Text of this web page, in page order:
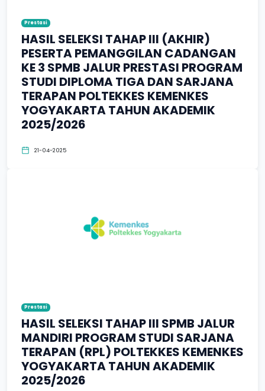
Prestasi
HASIL SELEKSI TAHAP III (AKHIR)
PESERTA PEMANGGILAN CADANGAN
KE 3 SPMB JALUR PRESTASI PROGRAM
STUDI DIPLOMA TIGA DAN SARJANA
TERAPAN POLTEKKES KEMENKES
YOGYAKARTA TAHUN AKADEMIK
2025/2026
21-04-2025
Prestasi
HASIL SELEKSI TAHAP III SPMB JALUR
MANDIRI PROGRAM STUDI SARJANA
TERAPAN (RPL) POLTEKKES KEMENKES
YOGYAKARTA TAHUN AKADEMIK
2025/2026